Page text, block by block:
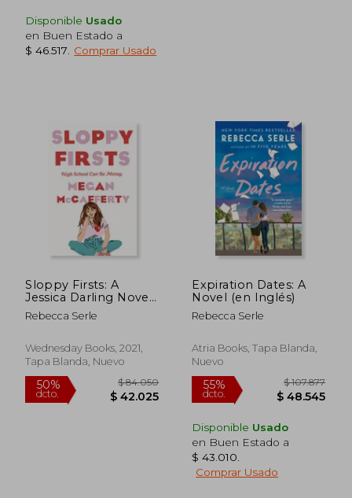
dcto. $ 49.500
50%
dcto.
Disponible Usado
en Buen Estado a
$ 46.517
Comprar Usado
Sloppy Firsts: A
Jessica Darling Novel:
1 (en Inglés)
Rebecca Serle
Wednesday Books, 2021,
Tapa Blanda, Nuevo
Expiration Dates: A
Novel (en Inglés)
Rebecca Serle
Atria Books, Tapa Blanda,
Nuevo
Disponible Usado
en Buen Estado a
$ 43.010
Comprar Usado